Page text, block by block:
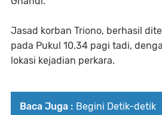
Jasad korban Triono, berhasil
pada Pukul 10.34 pagi tadi,
lokasi kejadian perkara.
Baca Juga : Begini Detik-detik